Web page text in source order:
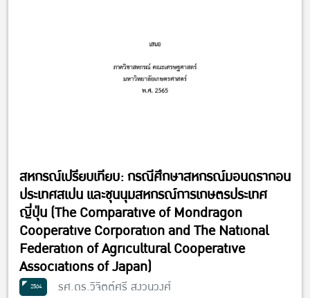
สหกรณ์เปรียบเทียบ: กรณีศึกษาสหกรณ์มอนดรากอน
ประเทศสเปน และชุนนุมสหกรณ์การเกษตรประเทศ
ญี่ปุ่น (The Comparative of Mondragon
Cooperative Corporation and The National
Federation of Agricultural Cooperative
Associations of Japan)
2564 รศ.ดร.วิจิตต์ศรี สงวนวงศ์